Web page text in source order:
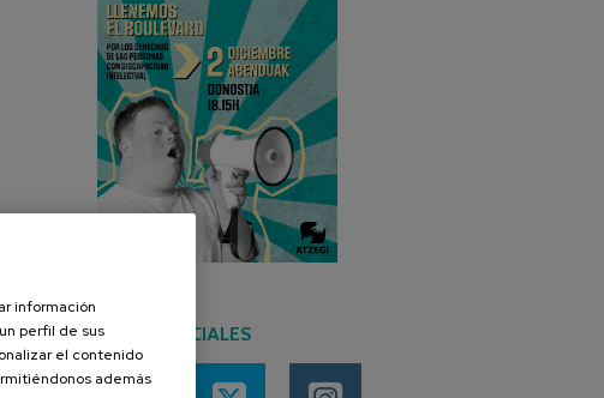
REDES SOCIALES
información
perfil de sus
el contenido
además